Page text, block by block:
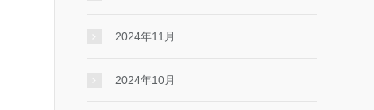
2024年11月
2024年10月